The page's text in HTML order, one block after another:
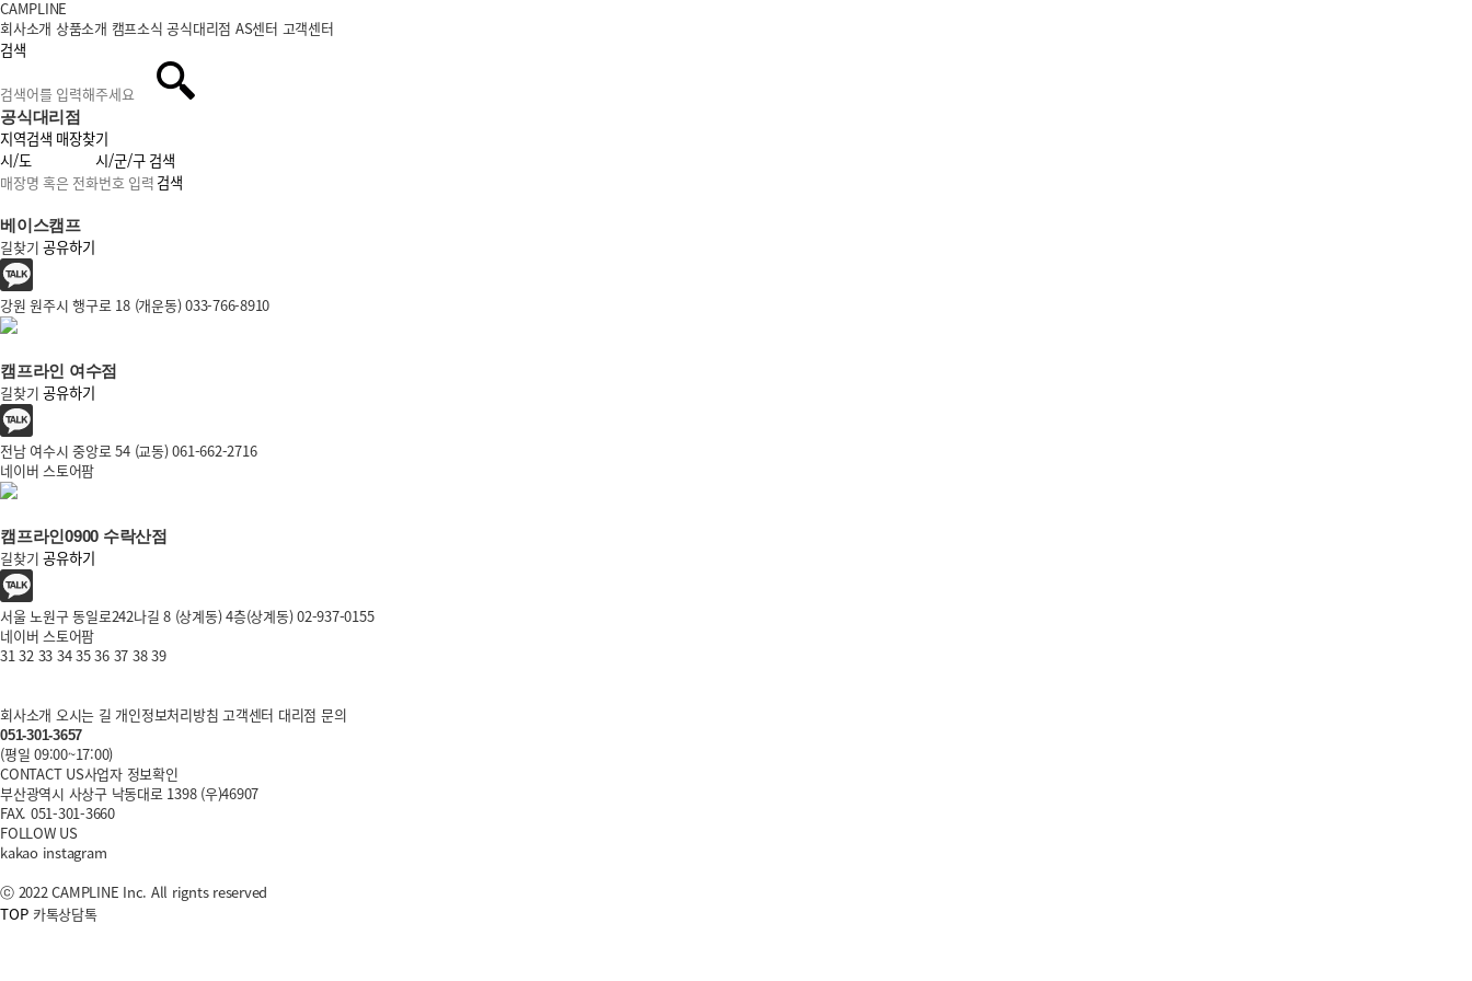
CAMPLINE
회사소개 상품소개 캠프소식 공식대리점 AS센터 고객센터
검색
공식대리점
지역검색 매장찾기
검색
검색
베이스캠프
길찾기 공유하기
강원 원주시 행구로 18 (개운동) 033-766-8910​​​
캠프라인 여수점​​​​​​​
길찾기 공유하기
전남 여수시 중앙로 54 (교동)061-662-2716​​​
네이버 스토어팜
캠프라인0900 수락산점​​​​​​​
길찾기 공유하기
서울 노원구 동일로242나길 8 (상계동) 4층(상계동) 02-937-0155
네이버 스토어팜
31 32 33 34 35 36 37 38 39
30m
회사소개 오시는 길 개인정보처리방침 고객센터 대리점 문의
051-301-3657
(평일 09:00~17:00)
CONTACT US사업자 정보확인
부산광역시 사상구 낙동대로 1398 (우)46907
FAX. 051-301-3660
FOLLOW US
kakao instagram
ⓒ 2022 CAMPLINE Inc. All rignts reserved
TOP 카톡상담톡